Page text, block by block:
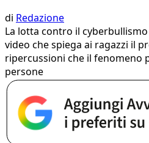
di Redazione
La lotta contro il
video che spiega ai ragazzi il
ripercussioni che il fenomeno
persone